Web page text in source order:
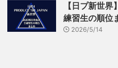
【日プ新世
練習生の順位
2026/5/14